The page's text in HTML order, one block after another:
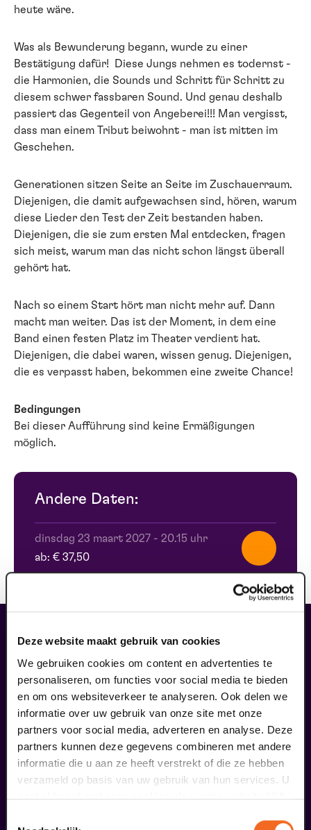
Deze website maakt gebruik van cookies
We gebruiken cookies om content en advertenties te
personaliseren, om functies voor social media te bieden
en om ons websiteverkeer te analyseren. Ook delen we
informatie over uw gebruik van onze site met onze
partners voor social media, adverteren en analyse. Deze
partners kunnen deze gegevens combineren met andere
informatie die u aan ze heeft verstrekt of die ze hebben
verzameld op basis van uw gebruik van hun services. U
gaat akkoord met onze cookies als u onze website blijft
heute wäre.
Was als Bewunderung begann, wurde zu einer
Bestätigung dafür! Diese Jungs nehmen es todernst -
die Harmonien, die Sounds und Schritt für Schritt zu
diesem schwer fassbaren Sound. Und genau deshalb
passiert das Gegenteil von Angeberei!!! Man vergisst,
dass man einem Tribut beiwohnt - man ist mitten im
Geschehen.
Generationen sitzen Seite an Seite im Zuschauerraum.
Diejenigen, die damit aufgewachsen sind, hören, warum
diese Lieder den Test der Zeit bestanden haben.
Diejenigen, die sie zum ersten Mal entdecken, fragen
sich meist, warum man das nicht schon längst überall
gehört hat.
Nach so einem Start hört man nicht mehr auf. Dann
macht man weiter. Das ist der Moment, in dem eine
Band einen festen Platz im Theater verdient hat.
Diejenigen, die dabei waren, wissen genug. Diejenigen,
die es verpasst haben, bekommen eine zweite Chance!
Bedingungen
Bei dieser Aufführung sind keine Ermäßigungen
möglich.
Andere Daten:
dinsdag 23 maart 2027 - 20.15 uhr
ab: € 37,50
kombinieren Sie diese Show mit
einem Paket